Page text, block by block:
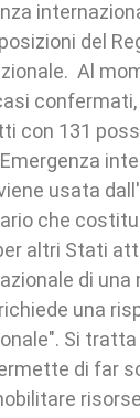
del
Al
con 131
usata
che
altri Stati
di una
una
Si tratta
di far